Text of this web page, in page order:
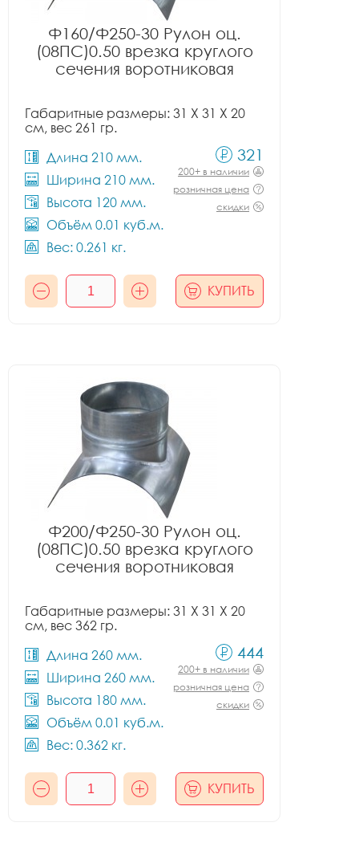
Ф160/Ф250-30 Рулон оц.
(08ПС)0.50 врезка круглого
сечения воротниковая
Габаритные размеры: 31 X 31 X 20
см, вес 261 гр.
Длина 210 мм.
Ширина 210 мм.
Высота 120 мм.
Объём 0.01 куб.м.
Вес: 0.261 кг.
321
200+ в наличии
розничная цена
скидки
КУПИТЬ
Ф200/Ф250-30 Рулон оц.
(08ПС)0.50 врезка круглого
сечения воротниковая
Габаритные размеры: 31 X 31 X 20
см, вес 362 гр.
Длина 260 мм.
Ширина 260 мм.
Высота 180 мм.
Объём 0.01 куб.м.
Вес: 0.362 кг.
444
200+ в наличии
розничная цена
скидки
КУПИТЬ